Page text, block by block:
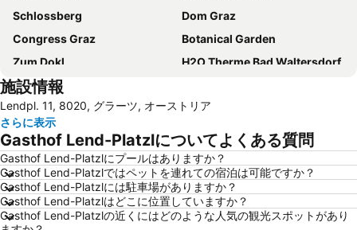
Schlossberg
Dom Graz
Congress Graz
Botanical Garden
Zum Dokl
H2O Therme Bad Waltersdorf
施設情報
Lendpl. 11, 8020, グラーツ, オーストリア
さらに表示
Gasthof Lend-Platzlについてよくある質問
Gasthof Lend-Platzlにプールはありますか？
Gasthof Lend-Platzlではペットを連れての宿泊は可能ですか？
Gasthof Lend-Platzlには駐車場がありますか？
Gasthof Lend-Platzlはどこに位置していますか？
Gasthof Lend-Platzlの近くにはどのような人気の観光スポットがあり